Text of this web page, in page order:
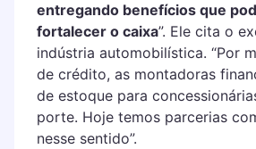
entregando benefícios que
fortalecer o caixa”. Ele cita o
indústria automobilística. “Por
de crédito, as montadoras
de estoque para
porte. Hoje temos parcerias
nesse sentido”.